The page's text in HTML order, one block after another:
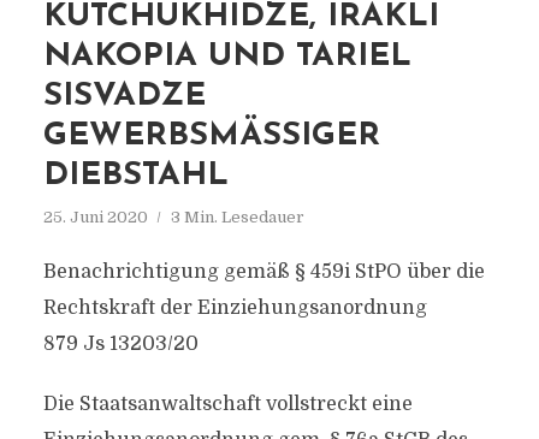
KUTCHUKHIDZE, IRAKLI
NAKOPIA UND TARIEL
SISVADZE
GEWERBSMÄSSIGER D
IEBSTAHL
25. Juni 2020 3 Min. Lesedauer
Benachrichtigung gemäß § 459i StPO über die
Rechtskraft der Einziehungsanordnung
879 Js 13203/20
Die Staatsanwaltschaft vollstreckt eine